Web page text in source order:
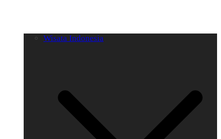
Wisata Indonesia